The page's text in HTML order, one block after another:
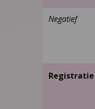
Negatief
Registratie